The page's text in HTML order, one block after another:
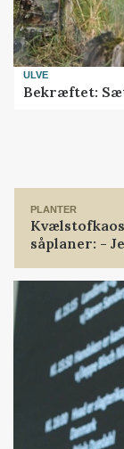
ULVE
Bekræftet:
PLANTER
såplaner: -